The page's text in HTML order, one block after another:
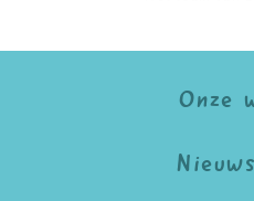
Onze